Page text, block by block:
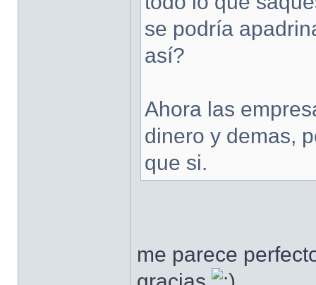
se podría
así?
Ahora las
dinero y demas,
que si.
me parece